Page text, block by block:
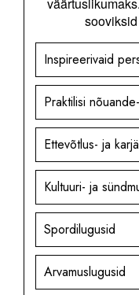
Inspireerivaid
Praktilisi
Ettevõtlus- ja
Kultuuri- ja
Spordilugusid
Arvamuslugusid